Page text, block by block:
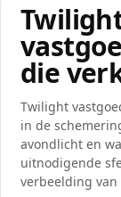
die
Twilight
in de
avondlicht en
uitnodigende
verbeelding